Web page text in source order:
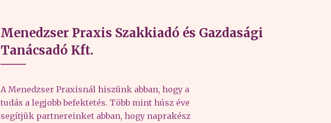
Menedzser Praxis Szakkiadó és Gazdasági
Tanácsadó Kft.
A Menedzser Praxisnál hiszünk abban, hogy a
tudás a legjobb befektetés. Több mint húsz éve
segítjük partnereinket abban, hogy naprakész